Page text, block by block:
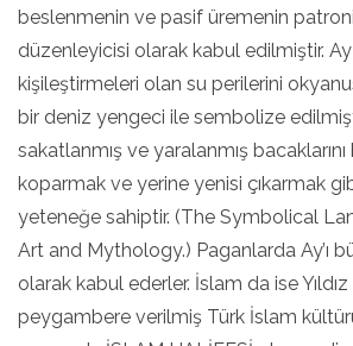
beslenmenin ve pasif üremenin
düzenleyicisi olarak kabul edilmiştir.
kişileştirmeleri olan su perilerini
bir deniz yengeci ile sembolize
sakatlanmış ve yaralanmış
koparmak ve yerine yenisi çıkarmak
yeteneğe sahiptir. (The Symbolical
Art and Mythology.) Paganlarda Ay’ı
olarak kabul ederler. İslam da ise
peygambere verilmiş Türk İslam